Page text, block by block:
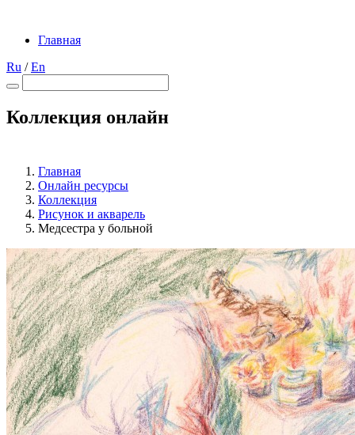
Главная
Ru /En
Коллекция онлайн
Главная
Онлайн ресурсы
Коллекция
Рисунок и акварель
Медсестра у больной